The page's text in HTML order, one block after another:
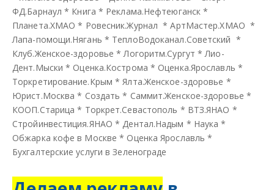
ФД.Барнаул * Книга * Реклама.Нефтеюганск *
Планета.ХМАО * Ровесник.Журнал *АртМастер.ХМАО *
Лапа-помощи.Нягань * ТеплоВодоканал.Советский *
Клуб.Женское-здоровье * Логоритм.Сургут * Лио-
Дент.Мыски * Оценка.Кострома * Оценка.Ярославль *
Торкретирование.Крым * Ялта.Женское-здоровье *
Юрист.Москва * Создать * Саммит.Женское-здоровье *
КООП.Старица * Торкрет.Севастополь * ВТЗ.ЯНАО *
Стройинвестиция.ЯНАО * Дентал.Надым * Наука *
Обжарка кофе в Москве * Оценка Ярославль *
Бухгалтерские услуги в Зеленограде